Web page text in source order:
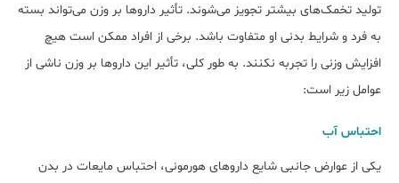
تولید تخمک‌های بیش‎تر تجویز می‌شوند. تأثیر داروها بر وزن می‌تواند بسته
به فرد و شرایط بدنی او متفاوت باشد. برخی از افراد ممکن است هیچ
افزایش وزنی را تجربه نکنند. به طور کلی، تأثیر این داروها بر وزن ناشی از
عوامل زیر است:
احتباس آب
یکی از عوارض جانبی شایع داروهای هورمونی، احتباس مایعات در بدن